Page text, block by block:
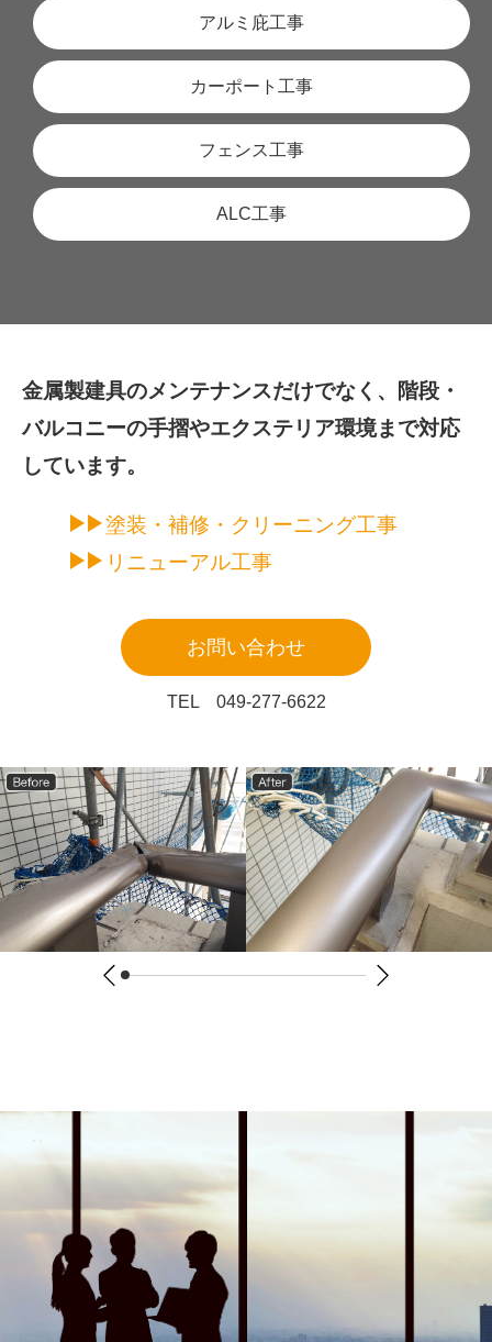
アルミ庇工事
カーポート工事
フェンス工事
ALC工事
金属製建具のメンテナンスだけでなく、
階段・
バルコニーの手摺やエクステリア環境まで対応
しています。
塗装・補修・クリーニング工事
リニューアル工事
お問い合わせ
TEL 049-277-6622